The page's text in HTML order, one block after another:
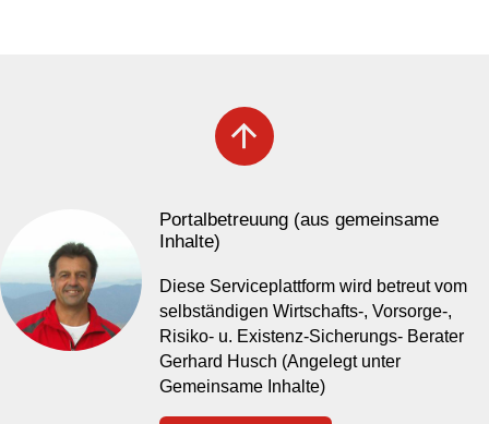
arrow_upward
Portalbetreuung (aus gemeinsame
Inhalte)
Diese Serviceplattform wird betreut vom
selbständigen Wirtschafts-, Vorsorge-,
Risiko- u. Existenz-Sicherungs- Berater
Gerhard Husch (Angelegt unter
Gemeinsame Inhalte)